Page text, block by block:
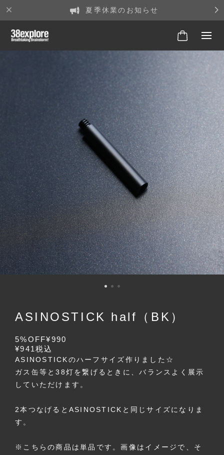
夏季休業のお知らせ
ASINOSTICK half（BK）
5%OFF¥990
¥941税込
ASINOSTICKのハーフサイズ作りました☆
ガス缶等と38灯を繋げるときに、バランスよく展示
していただけます。
2本つなげるとASINOSTICKと同じサイズになりま
す。
※こちらの商品は単品です。画像はイメージで、そ